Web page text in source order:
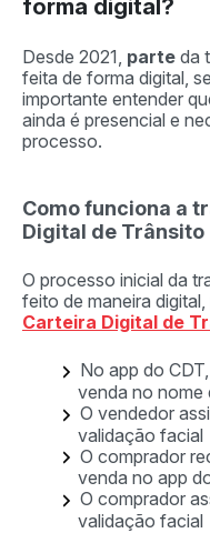
forma digital?
Desde 2021, parte da
feita de forma digital,
importante entender
ainda é presencial e
processo.
Como funciona a
Digital de Trânsito
O processo inicial da
feito de maneira
Carteira Digital de
No app do
venda no nome
O vendedor
validação facial
O comprador
venda no app
O comprador
validação facial